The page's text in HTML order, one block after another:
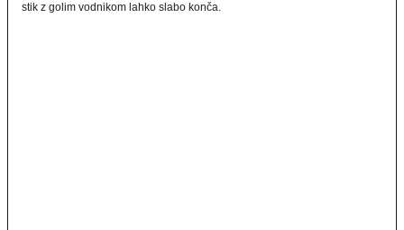
stik z golim vodnikom lahko slabo konča.